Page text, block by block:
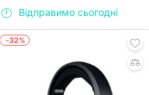
Відправимо сьогодні
-32%